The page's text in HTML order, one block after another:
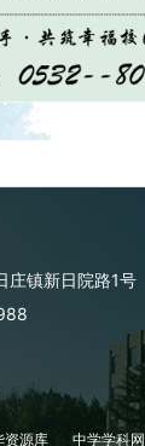
庄镇新日院路1号
资源库 中学学科网